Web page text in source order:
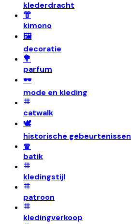
klederdracht
👘
kimono
🖼️
decoratie
💐
parfum
🕶️
mode en kleding
catwalk
🕊️
historische gebeurtenissen
🧣
batik
kledingstijl
patroon
kledingverkoop